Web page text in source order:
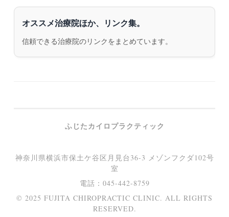
オススメ治療院ほか、リンク集。
信頼できる治療院のリンクをまとめています。
ふじたカイロプラクティック
神奈川県横浜市保土ケ谷区月見台36-3 メゾンフクダ102号
室
電話：045-442-8759
© 2025 FUJITA CHIROPRACTIC CLINIC. ALL RIGHTS
RESERVED.